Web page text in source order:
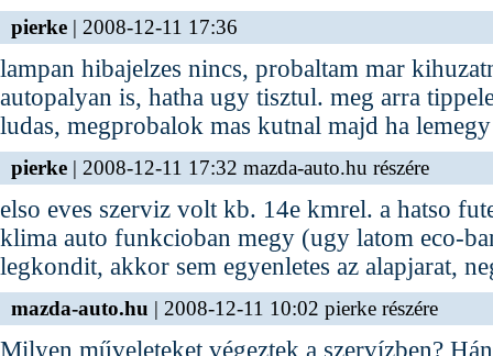
pierke | 2008-12-11 17:36
lampan hibajelzes nincs, probaltam mar
autopalyan is, hatha ugy tisztul. meg arra
ludas, megprobalok mas kutnal majd ha
pierke | 2008-12-11 17:32 mazda-auto.hu részére
elso eves szerviz volt kb. 14e kmrel. a hatso
klima auto funkcioban megy (ugy latom eco-
legkondit, akkor sem egyenletes az alapjarat,
mazda-auto.hu | 2008-12-11 10:02 pierke részére
Milyen műveleteket végeztek a szervízben?